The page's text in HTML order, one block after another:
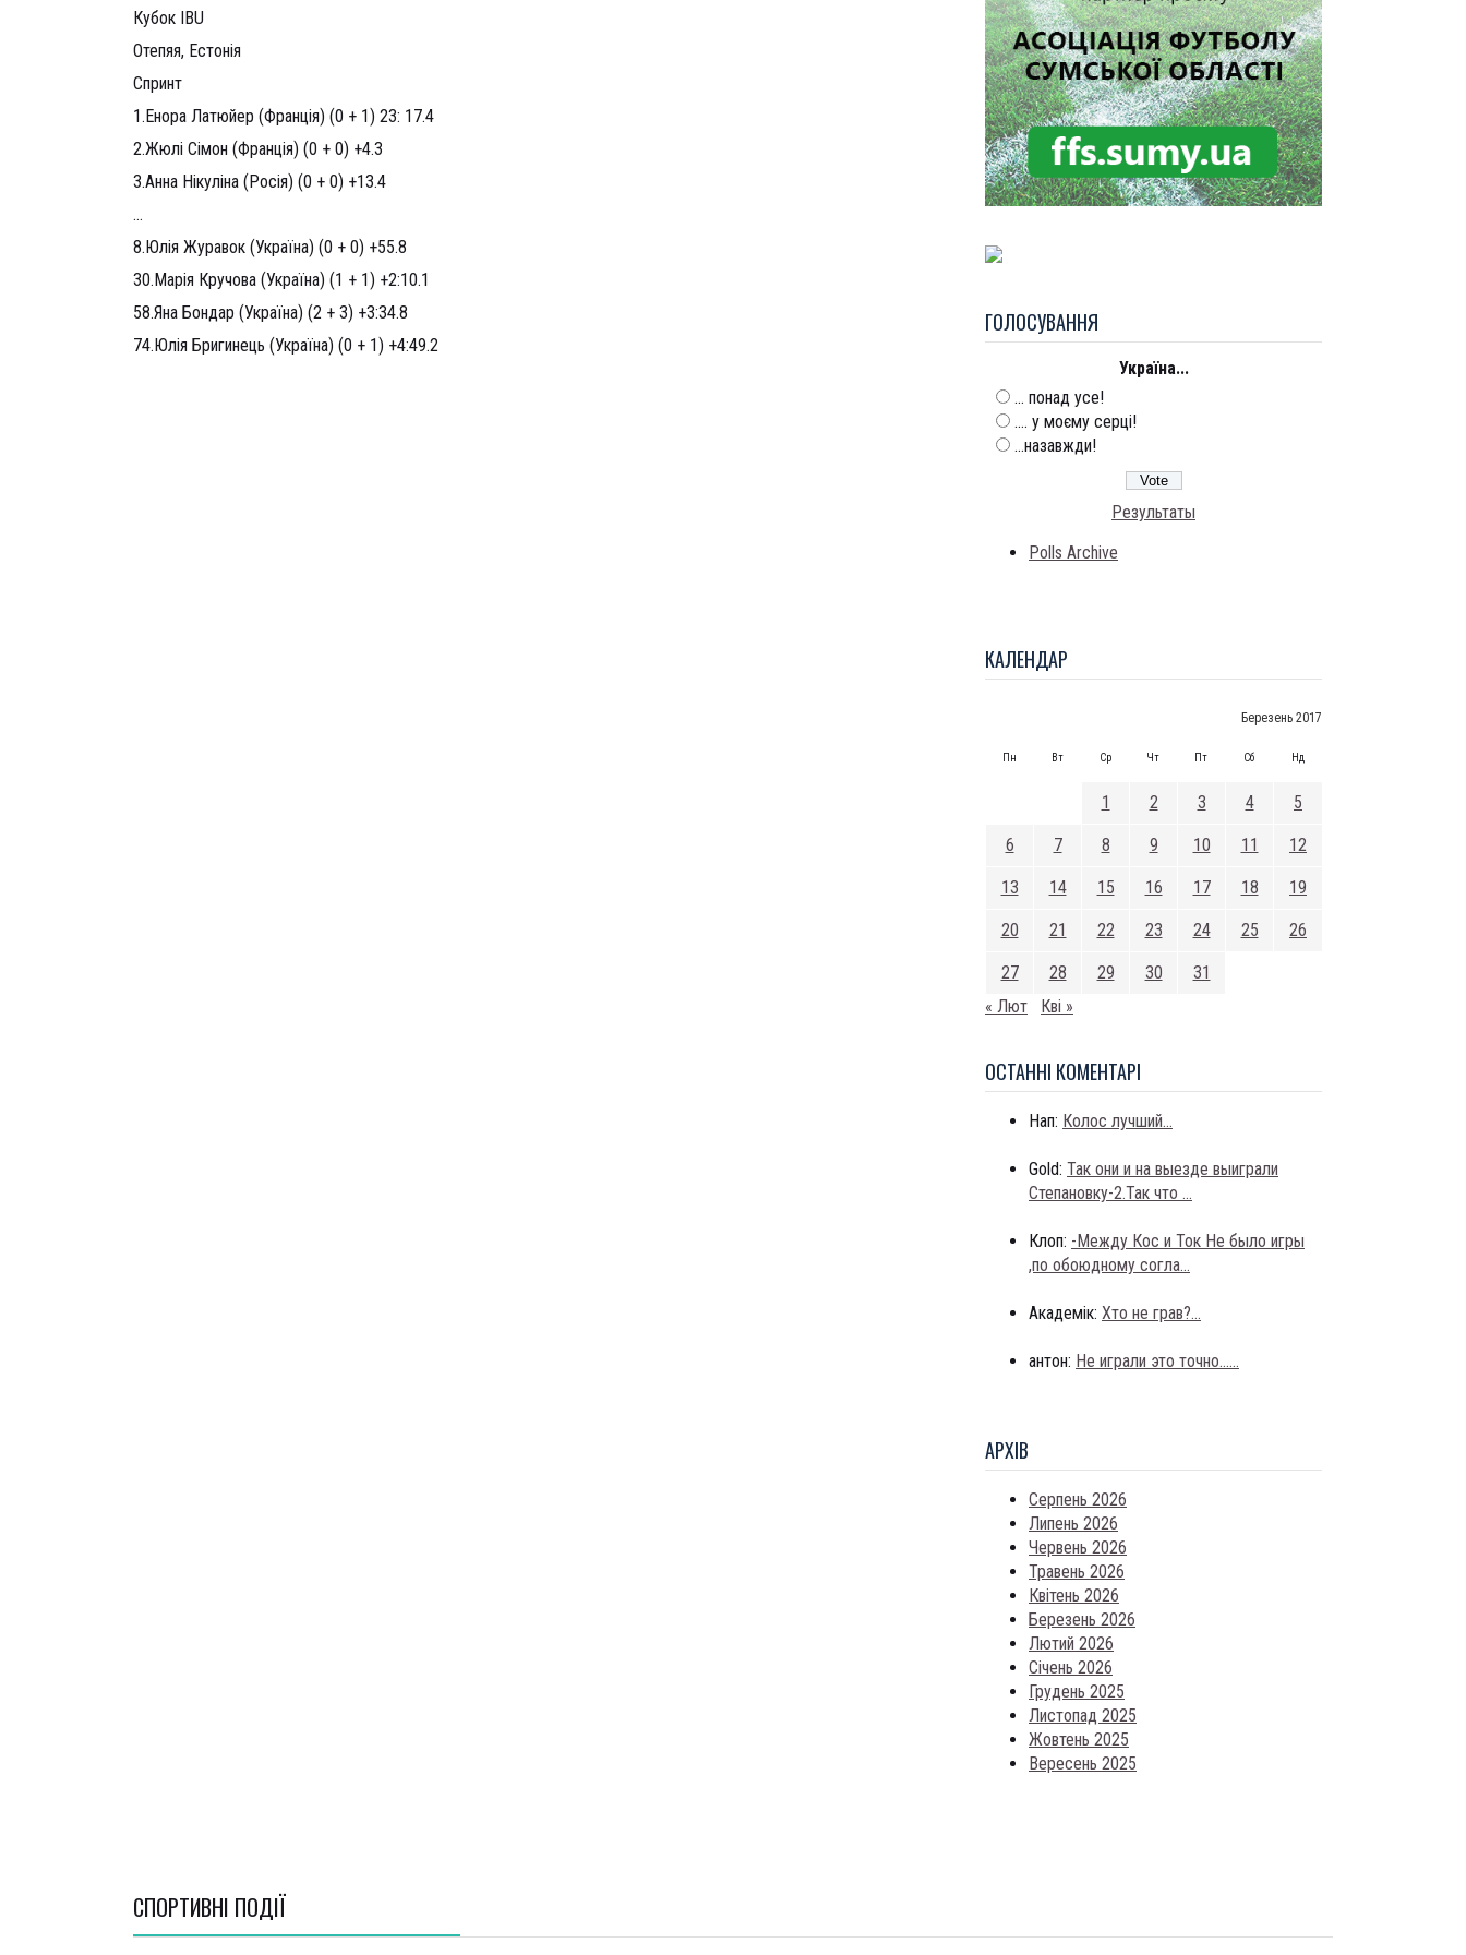
ГОЛОСУВАННЯ
Україна...
... понад усе!
.... у моєму серці!
...назавжди!
Результаты
Polls Archive
КАЛЕНДАР
Березень 2017
Пн Вт Ср Чт Пт Сб Нд
1 2 3 4 5
6 7 8 9 10 11 12
13 14 15 16 17 18 19
20 21 22 23 24 25 26
27 28 29 30
31
« Лют
Кві »
ОСТАННI КОМЕНТАРI
Нап: Колос лучший...
Gold: Так они и на выезде выиграли
Степановку-2.Так что ...
Клоп: -Между Кос и Ток Не было игры
,по обоюдному согла...
Академік: Хто не грав?...
антон: Не играли это точно......
АРХIВ
Серпень 2026
Липень 2026
Червень 2026
Травень 2026
Квітень 2026
Березень 2026
Лютий 2026
Січень 2026
Грудень 2025
Листопад 2025
Жовтень 2025
Вересень 2025
Кубок IBU
Отепяя, Естонія
Спринт
1.Енора Латюйер (Франція) (0 + 1) 23: 17.4
2.Жюлі Сімон (Франція) (0 + 0) +4.3
3.Анна Нікуліна (Росія) (0 + 0) +13.4
…
8.Юлія Журавок (Україна) (0 + 0) +55.8
30.Марія Кручова (Україна) (1 + 1) +2:10.1
58.Яна Бондар (Україна) (2 + 3) +3:34.8
74.Юлія Бригинець (Україна) (0 + 1) +4:49.2
СПОРТИВНI ПОДІЇ